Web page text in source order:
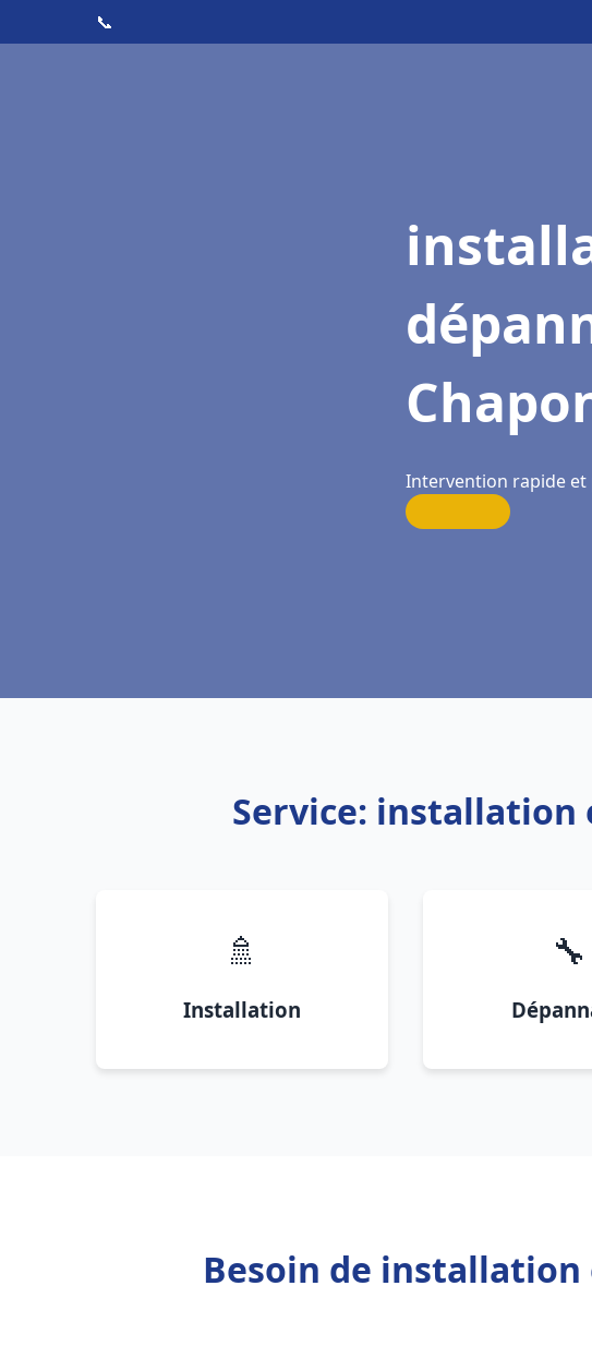
📞
Intervention rapide et
Service: installation
🚿
Installation
🔧
Besoin de installation